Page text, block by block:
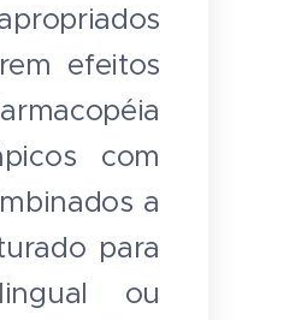
efeitos
com
a
para
ou